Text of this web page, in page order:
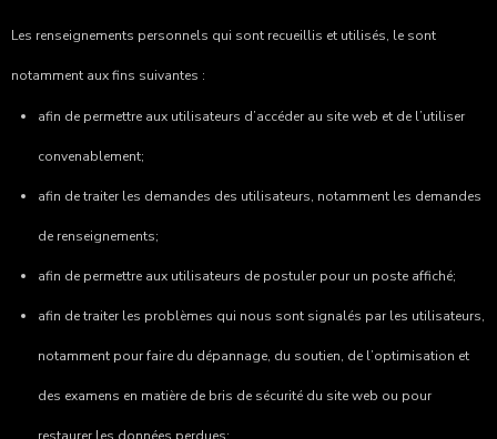
Les renseignements personnels qui sont recueillis et utilisés, le sont
notamment aux fins suivantes :
afin de permettre aux utilisateurs d’accéder au site web et de l’utiliser
convenablement;
afin de traiter les demandes des utilisateurs, notamment les demandes
de renseignements;
afin de permettre aux utilisateurs de postuler pour un poste affiché;
afin de traiter les problèmes qui nous sont signalés par les utilisateurs,
notamment pour faire du dépannage, du soutien, de l’optimisation et
des examens en matière de bris de sécurité du site web ou pour